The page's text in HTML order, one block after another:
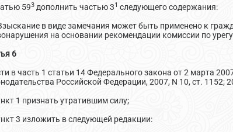
593 дополнить частью 31 следующего содержания:
в виде замечания может быть применено к
на основании рекомендации комиссии по
6
в часть 1 статьи 14 Федерального закона от 2 марта
Российской Федерации, 2007, N 10, ст. 1152;
1 признать утратившим силу;
3 изложить в следующей редакции: